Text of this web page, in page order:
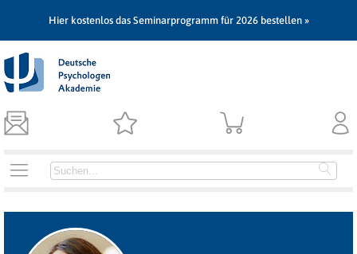
Hier kostenlos das Seminarprogramm für 2026 bestellen »